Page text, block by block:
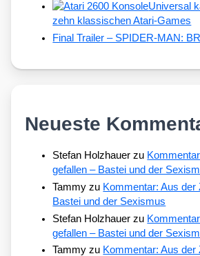
Universal
zehn klassischen Atari-Games
Final Trailer – SPIDER-MAN:
Neueste
Stefan Holzhauer zu
gefallen – Bastei und der
Tammy zu Kommentar: Aus der
Bastei und der Sexismus
Stefan Holzhauer zu
gefallen – Bastei und der
Tammy zu Kommentar: Aus der